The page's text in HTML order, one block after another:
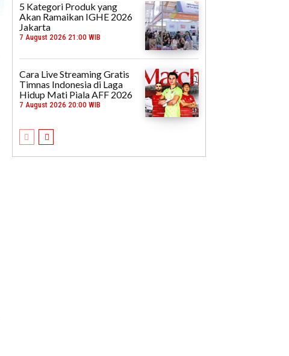
5 Kategori Produk yang
Akan Ramaikan IGHE 2026
Jakarta
7 August 2026 21:00 WIB
Cara Live Streaming Gratis
Timnas Indonesia di Laga
Hidup Mati Piala AFF 2026
7 August 2026 20:00 WIB